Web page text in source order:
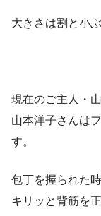
大きさは割と小
現在のご主人・
山本洋子さんは
す。
包丁を握られた
キリッと背筋を正